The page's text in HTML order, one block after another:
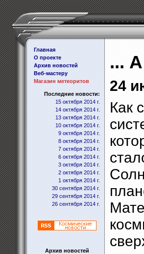
Главная
О проекте
Архив новостей
Веб-мастеру
Магазин метеоритов
Последние новости:
15 октября 2014 г.
14 октября 2014 г.
13 октября 2014 г.
10 октября 2014 г.
9 октября 2014 г.
8 октября 2014 г.
7 октября 2014 г.
6 октября 2014 г.
3 октября 2014 г.
2 октября 2014 г.
1 октября 2014 г.
30 сентября 2014 г.
29 сентября 2014 г.
26 сентября 2014 г.
Архив новостей
...
24
Как